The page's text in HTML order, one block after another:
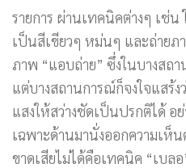
รายการ ผ่านเทคนิคต่างๆ เช่
เป็นสีเขียวๆ หม่นๆ และถ่ายภ
ภาพ “แอบถ่าย” ซึ่งในบางสถ
แต่บางสถานการณ์ก็จงใจแสร้
แสงให้สว่างชัดเป็นปรกติได้ อ
เฉพาะด้านมานั่งออกความเ
ขาดเสียไม่ได้คือเทคนิค “เบ